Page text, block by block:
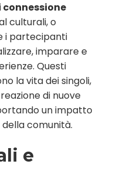
connessione
culturali, o
i partecipanti
imparare e
Questi
la vita dei singoli,
di nuove
un impatto
comunità.
e